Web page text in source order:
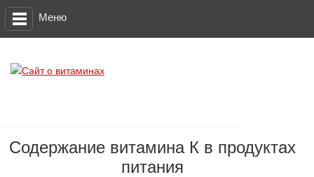
Содержание витамина К в продуктах
питания
Меню